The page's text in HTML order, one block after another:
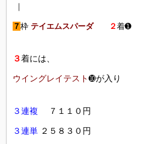
｜
７ 枠 テイエムスパーダ ２着➊
３着には、
ウイングレイテスト➓が入り
３連複 ７１１０円
３連単 ２５８３０円